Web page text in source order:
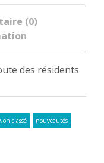
(0)
des résidents
classé
nouveautés